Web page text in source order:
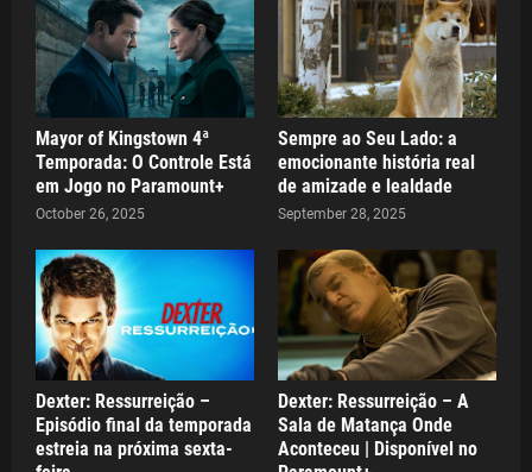
Mayor of Kingstown 4ª
Temporada: O Controle Está
em Jogo no Paramount+
October 26, 2025
Sempre ao Seu Lado: a
emocionante história real
de amizade e lealdade
September 28, 2025
Dexter: Ressurreição –
Episódio final da temporada
estreia na próxima sexta-
Dexter: Ressurreição – A
Sala de Matança Onde
Aconteceu | Disponível no